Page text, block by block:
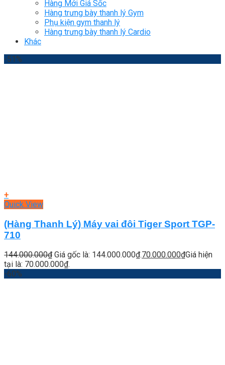
Hàng Mới Giá Sốc
Hàng trưng bày thanh lý Gym
Phụ kiện gym thanh lý
Hàng trưng bày thanh lý Cardio
Khác
-51%
+
Quick View
(Hàng Thanh Lý) Máy vai đôi Tiger Sport TGP-
710
144.000.000₫ Giá gốc là: 144.000.000₫.70.000.000₫Giá hiện
tại là: 70.000.000₫.
-60%